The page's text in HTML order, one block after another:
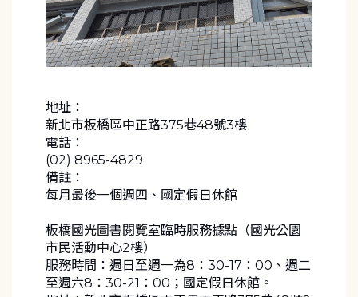
地址：
新北市板橋區中正路375巷48號3樓
電話：
(02) 8965-4829
備註：
每月最後一個週四、國定假日休館
板橋國光圖書閱覽室臨時服務據點（國光公園
市民活動中心2樓）
服務時間：週日至週一為8：30-17：00、週二
至週六8：30-21：00；國定假日休館。